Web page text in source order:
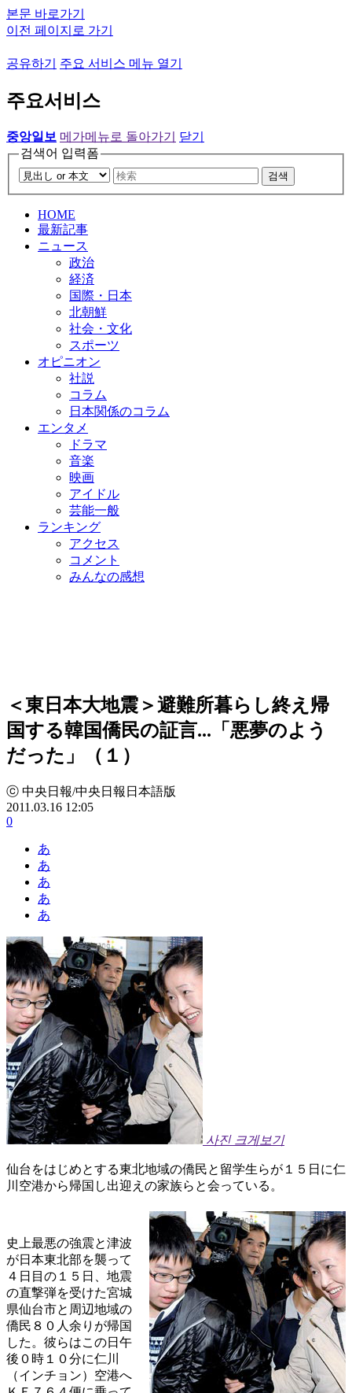
본문 바로가기
이전 페이지로 가기
공유하기 주요 서비스 메뉴 열기
주요서비스
중앙일보 메가메뉴로 돌아가기
닫기
검색어 입력폼
검색
HOME
最新記事
ニュース
政治
経済
国際・日本
北朝鮮
社会・文化
スポーツ
オピニオン
社説
コラム
日本関係のコラム
エンタメ
ドラマ
音楽
映画
アイドル
芸能一般
ランキング
アクセス
コメント
みんなの感想
＜東日本大地震＞避難所暮らし終え帰
国する韓国僑民の証言...「悪夢のよう
だった」（１）
ⓒ 中央日報/中央日報日本語版
2011.03.16 12:05
0
あ
あ
あ
あ
あ
사진 크게보기
仙台をはじめとする東北地域の僑民と留学生らが１５日に仁
川空港から帰国し出迎えの家族らと会っている。
史上最悪の強震と津波
が日本東北部を襲って
４日目の１５日、地震
の直撃弾を受けた宮城
県仙台市と周辺地域の
僑民８０人余りが帰国
した。彼らはこの日午
後０時１０分に仁川
（インチョン）空港へ